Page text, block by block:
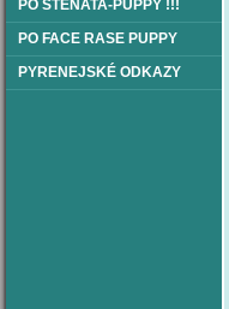
PO ŠTĚŇATA-PUPPY !!!
PO FACE RASE PUPPY
PYRENEJSKÉ ODKAZY